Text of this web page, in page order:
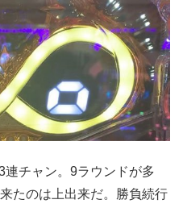
チャン。9ラウンドが多
たのは上出来だ。勝負続行